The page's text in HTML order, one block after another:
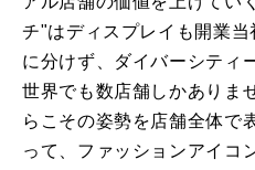
チ"はディスプレイも開業
に分けず、ダイバーシティ
世界でも数店舗しかありま
らこその姿勢を店舗全体で
って、ファッションアイコ